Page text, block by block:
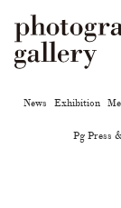
News Exhibition
Pg Press